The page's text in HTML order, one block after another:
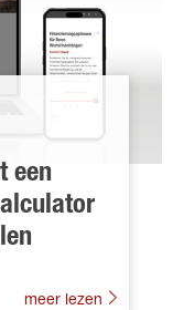
een
meer lezen